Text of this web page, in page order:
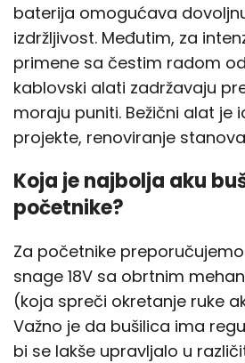
baterija omogućava
izdržljivost. Međutim, za
primene sa čestim radom
kablovski alati zadržavaju
moraju puniti. Bežični alat je
projekte, renoviranje
Koja je najbolja aku
početnike?
Za početnike
snage 18V sa obrtnim
(koja spreči okretanje ruke
Važno je da bušilica ima
bi se lakše upravljalo u